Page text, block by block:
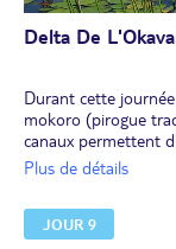
Delta De
Durant cette
mokoro (pirogue
canaux permettent
mammifères de la
Nuit au bord du delta.
Plus de détails
JOUR 9